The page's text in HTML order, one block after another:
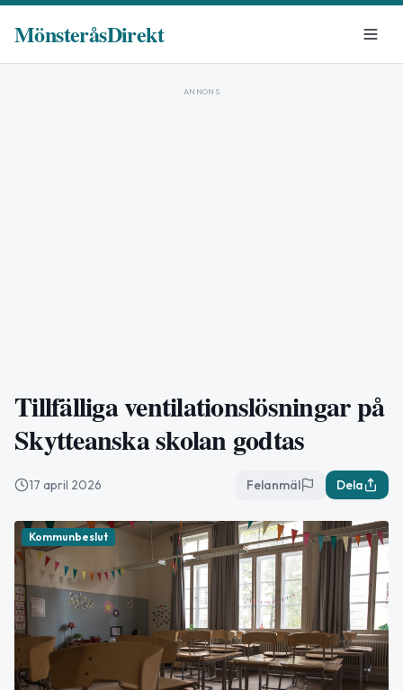
MönsteråsDirekt
ANNONS
Tillfälliga ventilationslösningar på
Skytteanska skolan godtas
17 april 2026 Felanmäl Dela
Kommunbeslut